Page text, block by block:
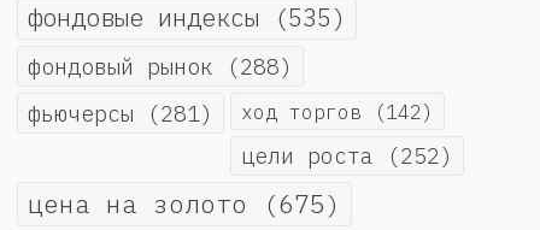
фондовые индексы (535)
фондовый рынок (288)
фьючерсы (281) ход торгов (142)
цели роста (252)
цена на золото (675)